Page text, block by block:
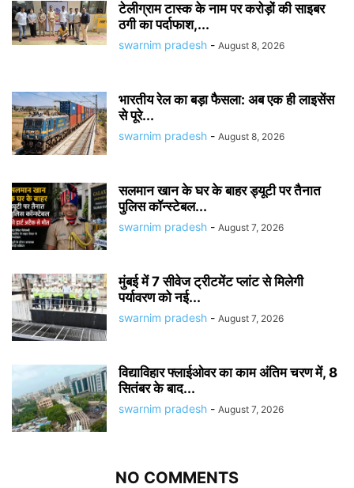
टेलीग्राम टास्क के नाम पर करोड़ों की साइबर
ठगी का पर्दाफाश,...
swarnim pradesh - August 8, 2026
भारतीय रेल का बड़ा फैसला: अब एक ही लाइसेंस
से पूरे...
swarnim pradesh - August 8, 2026
सलमान खान के घर के बाहर ड्यूटी पर तैनात
पुलिस कॉन्स्टेबल...
swarnim pradesh - August 7, 2026
मुंबई में 7 सीवेज ट्रीटमेंट प्लांट से मिलेगी
पर्यावरण को नई...
swarnim pradesh - August 7, 2026
विद्याविहार फ्लाईओवर का काम अंतिम चरण में, 8
सितंबर के बाद...
swarnim pradesh - August 7, 2026
NO COMMENTS